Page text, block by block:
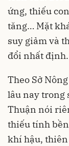
ứng, thiếu
tăng… Mặt
suy giảm và
đổi nhất định.
Theo Sở
lâu nay trong
Thuận nói
thiếu tính
khí hậu,